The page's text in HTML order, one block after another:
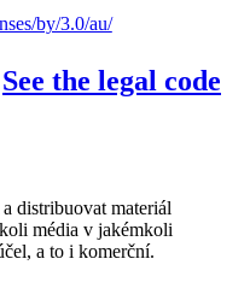
by/3.0/au/
See the legal code
distribuovat materiál
média v jakémkoli
a to i komerční.